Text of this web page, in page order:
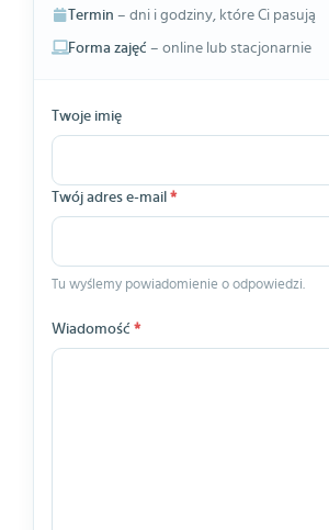
Termin – dni i godziny, które Ci pasują
Forma zajęć – online lub stacjonarnie
Twoje imię
Twój adres e-mail *
Tu wyślemy powiadomienie o odpowiedzi.
Wiadomość *